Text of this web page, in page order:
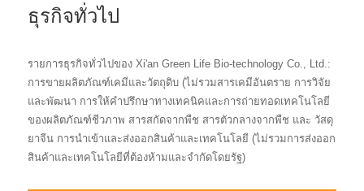
ธุรกิจทั่วไป
รายการธุรกิจทั่วไปของ Xi'an Green Life Bio-technology Co., Ltd.:
การขายผลิตภัณฑ์เคมีและวัตถุดิบ (ไม่รวมสารเคมีอันตราย การวิจัย
และพัฒนา การให้คำปรึกษาทางเทคนิคและการถ่ายทอดเทคโนโลยี
ของผลิตภัณฑ์ชีวภาพ สารสกัดจากพืช สารตัวกลางจากพืช และ วัสดุ
ยาจีน การนำเข้าและส่งออกสินค้าและเทคโนโลยี (ไม่รวมการส่งออก
สินค้าและเทคโนโลยีที่ต้องห้ามและจำกัดโดยรัฐ)